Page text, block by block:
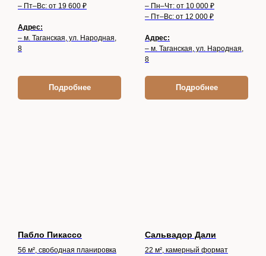
– Пт–Вс: от 19 600 ₽
Адрес:
– м. Таганская, ул. Народная,
8
Подробнее
– Пн–Чт: от 10 000 ₽
– Пт–Вс: от 12 000 ₽
Адрес:
– м. Таганская, ул. Народная,
8
Подробнее
Пабло Пикассо
56 м², свободная планировка
Сальвадор Дали
22 м², камерный формат